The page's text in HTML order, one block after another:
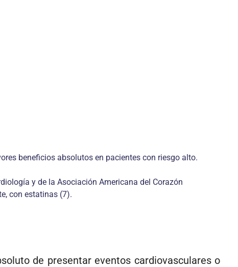
beneficios absolutos en pacientes con riesgo alto.
y de la Asociación Americana del Corazón
con estatinas (7).
de presentar eventos cardiovasculares o